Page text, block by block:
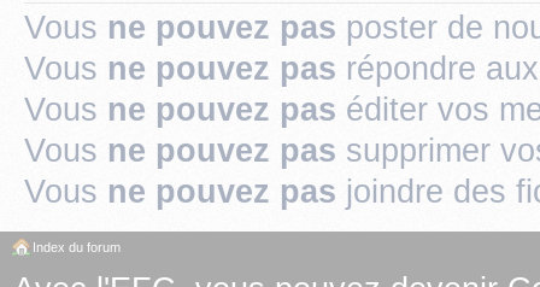
Vous ne pouvez pas poster de
Vous ne pouvez pas répondre
Vous ne pouvez pas éditer vos
Vous ne pouvez pas supprimer
Vous ne pouvez pas joindre des
Index du forum